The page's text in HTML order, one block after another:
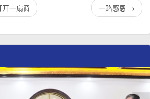
一扇窗 一路感恩 →